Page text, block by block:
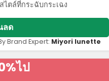
ไตล์ที่กระฉับกระเฉง
ลด
Brand Expert: Miyori lunette
ไป